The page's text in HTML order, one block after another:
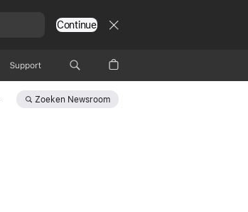
Continue
Support
Zoeken Newsroom